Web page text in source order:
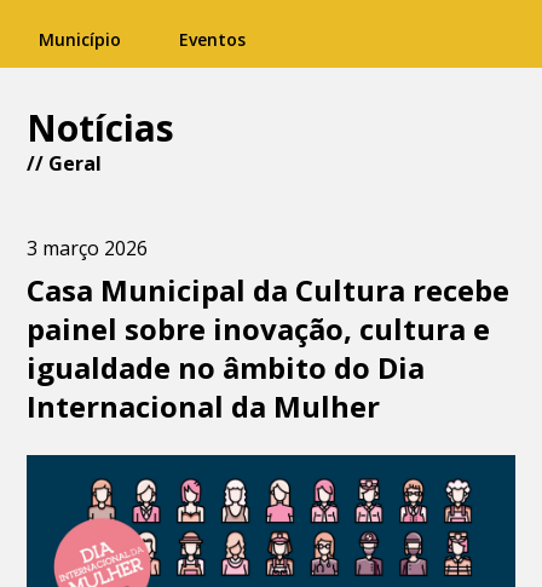
Município Eventos
Notícias
// Geral
3 março 2026
Casa Municipal da Cultura recebe
painel sobre inovação, cultura e
igualdade no âmbito do Dia
Internacional da Mulher